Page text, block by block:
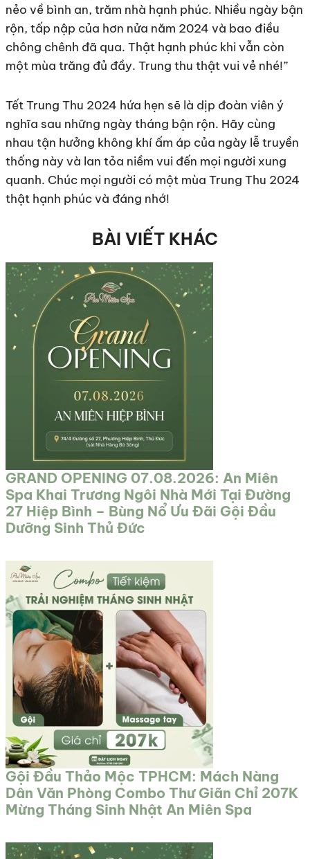
nẻo về bình an, trăm nhà hạnh phúc. Nhiều ngày bận
rộn, tấp nập của hơn nửa năm 2024 và bao điều
chông chênh đã qua. Thật hạnh phúc khi vẫn còn
một mùa trăng đủ đầy. Trung thu thật vui vẻ nhé!”
Tết Trung Thu 2024 hứa hẹn sẽ là dịp đoàn viên ý
nghĩa sau những ngày tháng bận rộn. Hãy cùng
nhau tận hưởng không khí ấm áp của ngày lễ truyền
thống này và lan tỏa niềm vui đến mọi người xung
quanh. Chúc mọi người có một mùa Trung Thu 2024
thật hạnh phúc và đáng nhớ!
BÀI VIẾT KHÁC
GRAND OPENING 07.08.2026: An Miên
Spa Khai Trương Ngôi Nhà Mới Tại Đường
27 Hiệp Bình – Bùng Nổ Ưu Đãi Gội Đầu
Dưỡng Sinh Thủ Đức
Gội Đầu Thảo Mộc TPHCM: Mách Nàng
Dân Văn Phòng Combo Thư Giãn Chỉ 207K
Mừng Tháng Sinh Nhật An Miên Spa